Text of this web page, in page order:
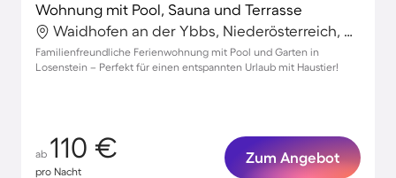
Wohnung mit Pool, Sauna und Terrasse
Waidhofen an der Ybbs, Niederösterreich, Österreich
Familienfreundliche Ferienwohnung mit Pool und Garten in
Losenstein – Perfekt für einen entspannten Urlaub mit Haustier!
ab 110 €
pro Nacht
Zum Angebot